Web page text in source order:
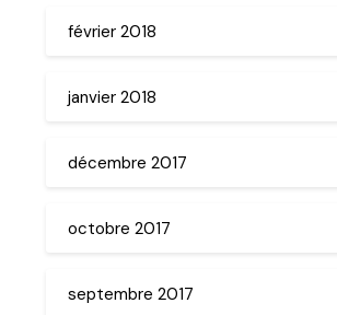
février 2018
janvier 2018
décembre 2017
octobre 2017
septembre 2017